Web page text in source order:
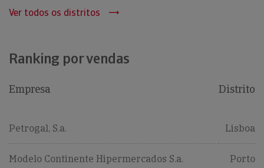
Ver todos os distritos
Ranking por vendas
Empresa Distrito
Petrogal, S.a. Lisboa
Modelo Continente Hipermercados S.a. Porto